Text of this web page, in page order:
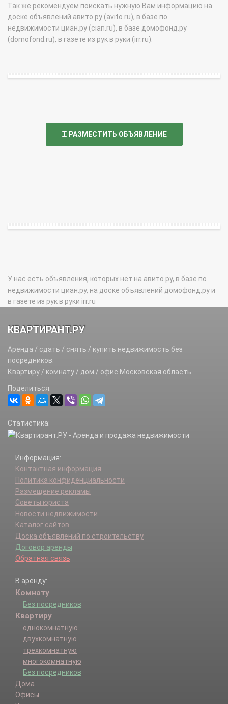
Так же рекомендуем поискать нужную Вам информацию на
доске объявлений авито.ру (avito.ru), в базе по
недвижимости циан.ру (cian.ru), в базе домофонд.ру
(domofond.ru), в газете из рук в руки (irr.ru).
РАЗМЕСТИТЬ ОБЪЯВЛЕНИЕ
У нас есть объявления, которых нет на авито.ру, в базе по
недвижимости циан.ру, на доске объявлений домофонд.ру и
в газете из рук в руки irr.ru
КВАРТИРАНТ.РУ
Аренда / сдать / снять / купить недвижимость без
посредников.
Квартиру / комнату / дом / офис Московская область
Поделиться:
Статистика:
Информация:
Контактная информация
Политика конфиденциальности
Размещение рекламы
Советы юриста
Новости недвижимости
Каталог сайтов
Доска объявлений по строительству
Договор аренды
Обратная связь
В аренду:
Комнату
Без посредников
Квартиру
однокомнатную
двухкомнатную
трехкомнатную
многокомнатную
Без посредников
Дома
Офисы